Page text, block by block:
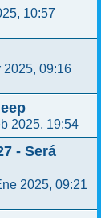
10:57
2025, 09:16
2025, 19:54
- Será
2025, 09:21